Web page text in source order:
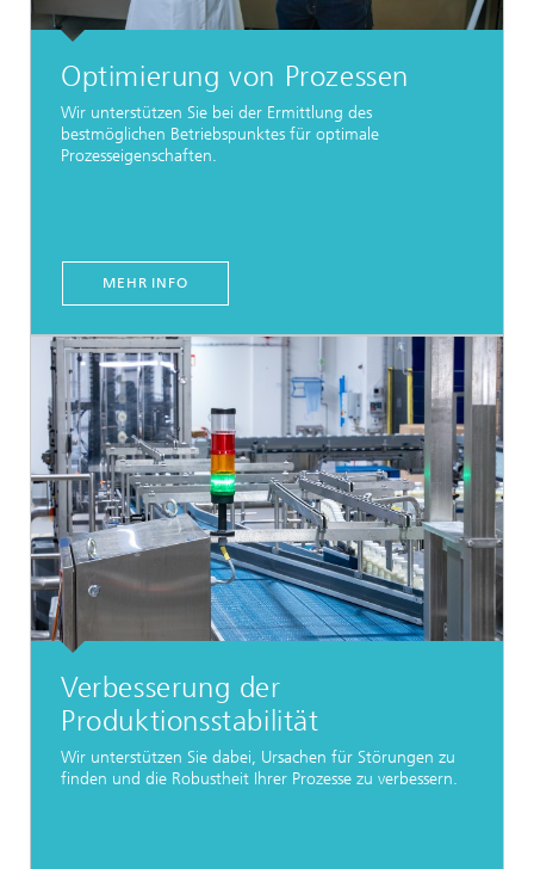
Optimierung von Prozessen
Wir unterstützen Sie bei der Ermittlung des
bestmöglichen Betriebspunktes für optimale
Prozesseigenschaften.
MEHR INFO
Verbesserung der
Produktionsstabilität
Wir unterstützen Sie dabei, Ursachen für Störungen zu
finden und die Robustheit Ihrer Prozesse zu verbessern.